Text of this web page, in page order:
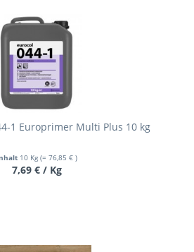
1 Europrimer Multi Plus 10 kg
10 Kg (= 76,85 € )
7,69 € / Kg